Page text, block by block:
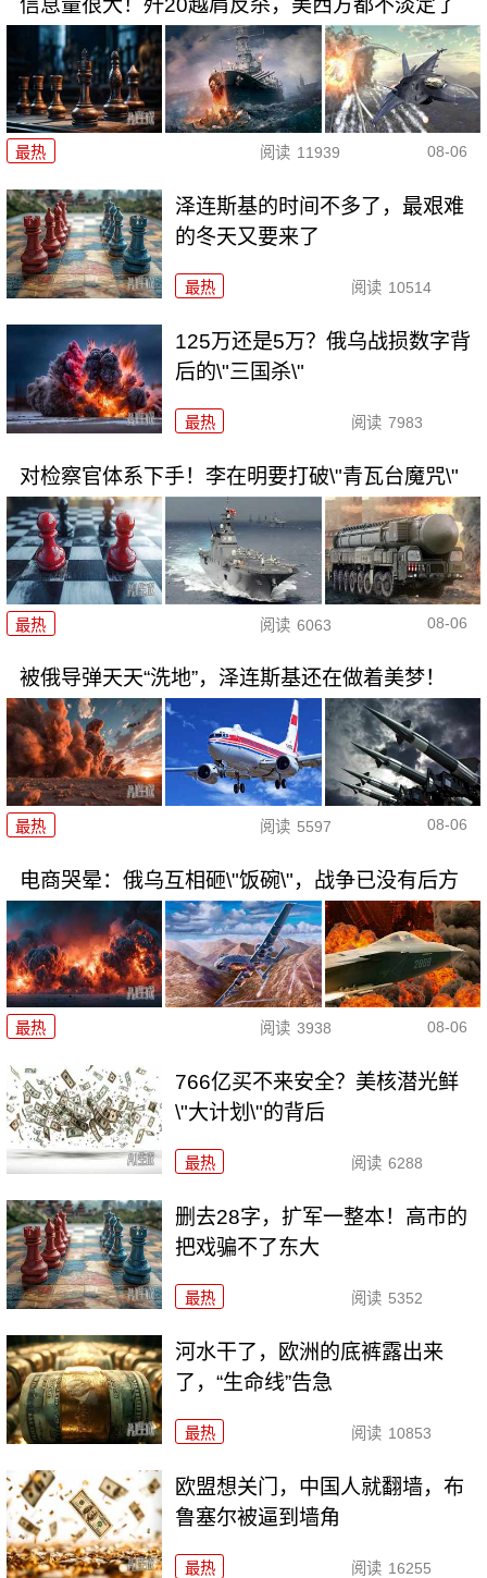
信息量很大！歼20越肩反杀，美西方都不淡定了
最热 阅读 11939 08-06
泽连斯基的时间不多了，最艰难
的冬天又要来了
最热 阅读 10514
125万还是5万？俄乌战损数字背
后的\"三国杀\"
最热 阅读 7983
对检察官体系下手！李在明要打破\"青瓦台魔咒\"
最热 阅读 6063 08-06
被俄导弹天天“洗地”，泽连斯基还在做着美梦！
最热 阅读 5597 08-06
电商哭晕：俄乌互相砸\"饭碗\"，战争已没有后方
最热 阅读 3938 08-06
766亿买不来安全？美核潜光鲜
\"大计划\"的背后
最热 阅读 6288
删去28字，扩军一整本！高市的
把戏骗不了东大
最热 阅读 5352
河水干了，欧洲的底裤露出来
了，“生命线”告急
最热 阅读 10853
欧盟想关门，中国人就翻墙，布
鲁塞尔被逼到墙角
最热 阅读 16255